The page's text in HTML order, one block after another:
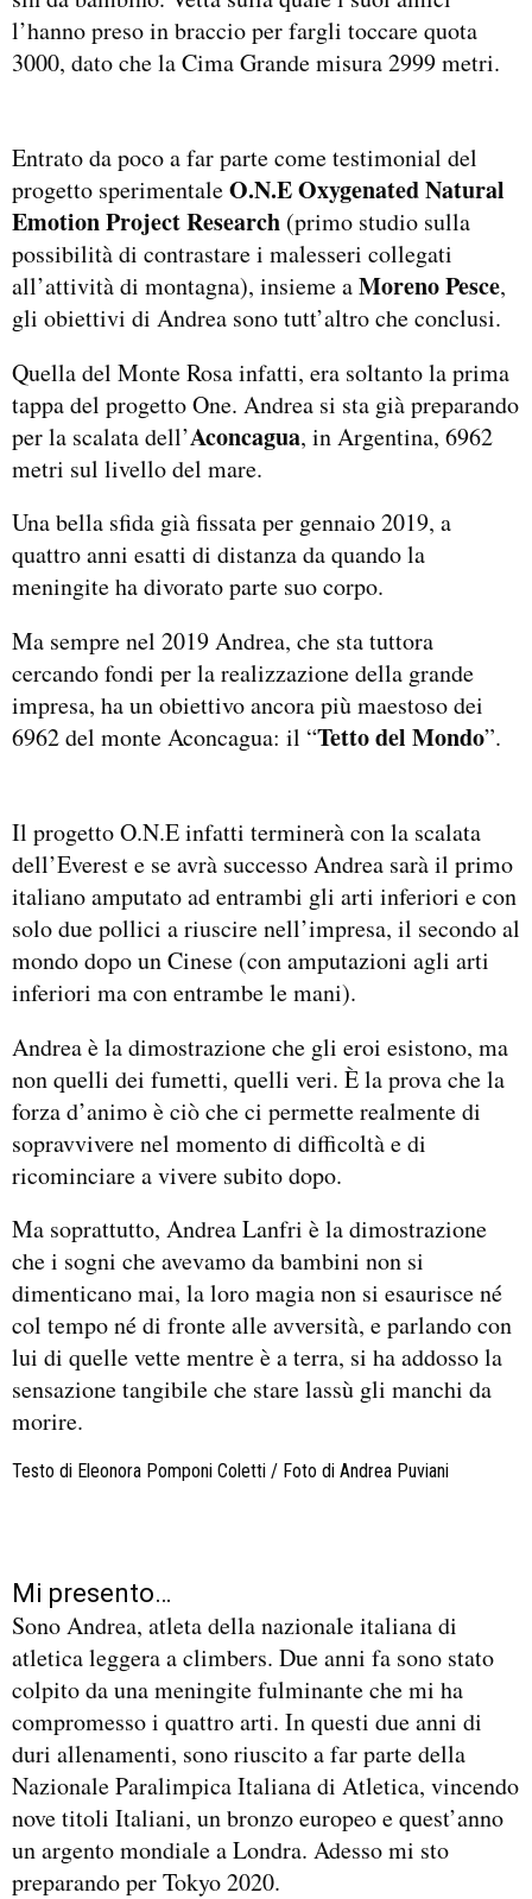
l’hanno preso in braccio per fargli toccare quota
3000, dato che la Cima Grande misura 2999 metri.
Entrato da poco a far parte come testimonial del
progetto sperimentaleO.N.EOxygenated Natural
Emotion Project Research (primo studio sulla
possibilità di contrastare i malesseri collegati
all’attività di montagna), insieme aMoreno Pesce,
gli obiettivi di Andrea sono tutt’altro che conclusi.
Quella del Monte Rosa infatti, era soltanto la prima
tappa del progetto One. Andrea si sta già preparando
per la scalata dell’Aconcagua, in Argentina, 6962
metri sul livello del mare.
Una bella sfida già fissata per gennaio 2019, a
quattro anni esatti di distanza da quando la
meningite ha divorato parte suo corpo.
Ma sempre nel 2019 Andrea, che sta tuttora
cercando fondi per la realizzazione della grande
impresa, ha un obiettivo ancora più maestoso dei
6962 del monte Aconcagua: il “Tetto del Mondo”.
Il progetto O.N.E infatti terminerà con la scalata
dell’Everest e se avrà successo Andrea sarà il primo
italiano amputato ad entrambi gli arti inferiori e con
solo due pollici a riuscire nell’impresa, il secondo al
mondo dopo un Cinese (con amputazioni agli arti
inferiori ma con entrambe le mani).
Andrea è la dimostrazione che gli eroi esistono, ma
non quelli dei fumetti, quelli veri. È la prova che la
forza d’animo è ciò che ci permette realmente di
sopravvivere nel momento di difficoltà e di
ricominciare a vivere subito dopo.
Ma soprattutto, Andrea Lanfri è la dimostrazione
che i sogni che avevamo da bambini non si
dimenticano mai, la loro magia non si esaurisce né
col tempo né di fronte alle avversità, e parlando con
lui di quelle vette mentre è a terra, si ha addosso la
sensazione tangibile che stare lassù gli manchi da
morire.
Testo di Eleonora Pomponi Coletti / Foto di Andrea Puviani
Mi presento…
Sono Andrea, atleta della nazionale italiana di
atletica leggera a climbers. Due anni fa sono stato
colpito da una meningite fulminante che mi ha
compromesso i quattro arti. In questi due anni di
duri allenamenti, sono riuscito a far parte della
Nazionale Paralimpica Italiana di Atletica, vincendo
nove titoli Italiani, un bronzo europeo e quest’anno
un argento mondiale a Londra. Adesso mi sto
preparando per Tokyo 2020.